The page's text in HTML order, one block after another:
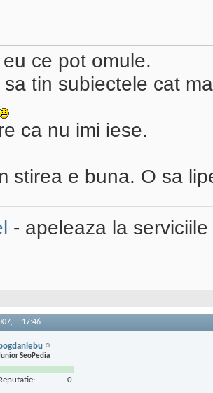
ce pot omule.
sa tin subiectele cat
ca nu imi iese.
stirea e buna. O sa
- apeleaza la
17:46
bogdanlebu
SeoPedia
0